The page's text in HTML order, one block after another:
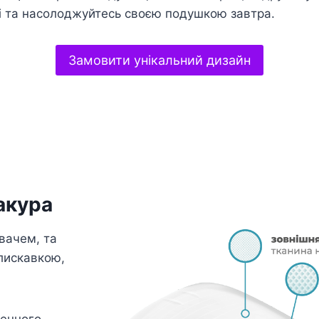
та насолоджуйтесь своєю подушкою завтра.
Замовити унікальний дизайн
та